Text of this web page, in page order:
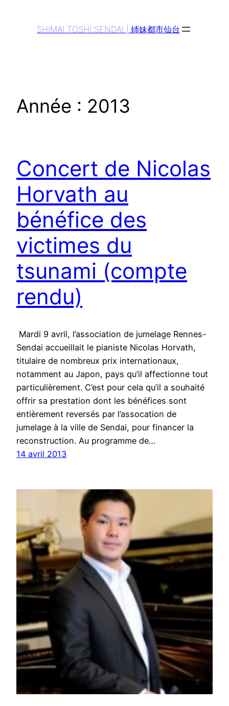
SHIMAI TOSHI SENDAI | 姉妹都市仙台
Année : 2013
Concert de Nicolas
Horvath au
bénéfice des
victimes du
tsunami (compte
rendu)
Mardi 9 avril, l’association de jumelage Rennes-
Sendai accueillait le pianiste Nicolas Horvath,
titulaire de nombreux prix internationaux,
notamment au Japon, pays qu’il affectionne tout
particulièrement. C’est pour cela qu’il a souhaité
offrir sa prestation dont les bénéfices sont
entièrement reversés par l’assocation de
jumelage à la ville de Sendai, pour financer la
reconstruction. Au programme de…
14 avril 2013